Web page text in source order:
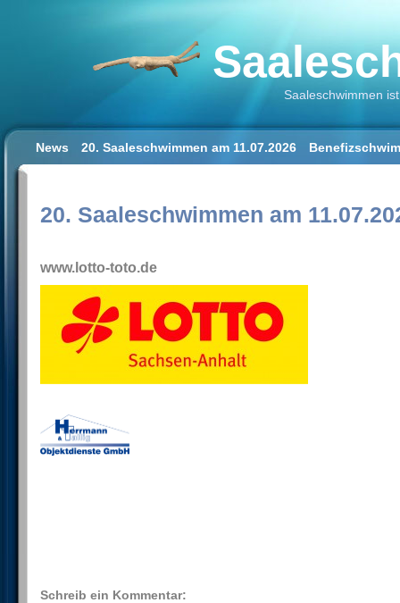
Saaleschwimmen
News 20. Saaleschwimmen am 11.07.2026
20. Saaleschwimmen am
www.lotto-toto.de
Schreib ein Kommentar: